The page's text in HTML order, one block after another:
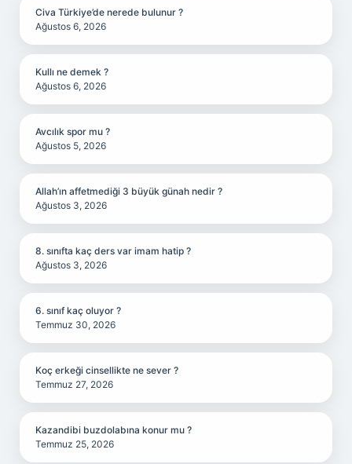
Civa Türkiye’de nerede bulunur ?
Ağustos 6, 2026
Kullı ne demek ?
Ağustos 6, 2026
Avcılık spor mu ?
Ağustos 5, 2026
Allah’ın affetmediği 3 büyük günah nedir ?
Ağustos 3, 2026
8. sınıfta kaç ders var imam hatip ?
Ağustos 3, 2026
6. sınıf kaç oluyor ?
Temmuz 30, 2026
Koç erkeği cinsellikte ne sever ?
Temmuz 27, 2026
Kazandibi buzdolabına konur mu ?
Temmuz 25, 2026